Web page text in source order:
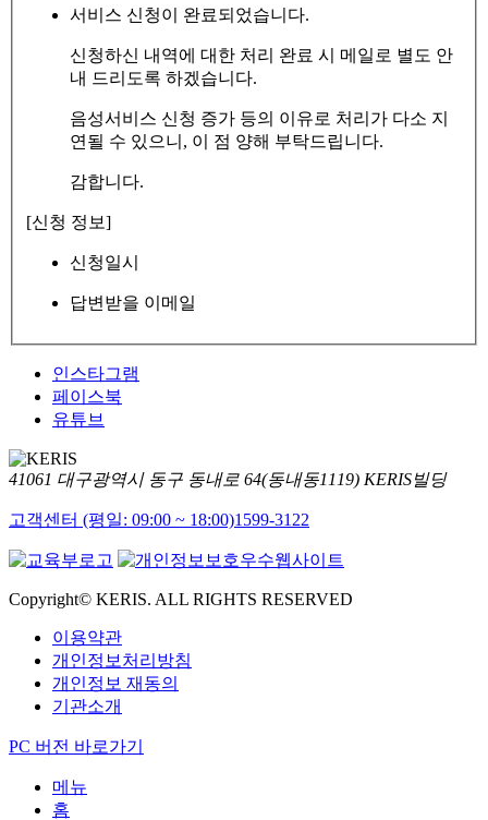
서비스 신청이 완료되었습니다.
신청하신 내역에 대한 처리 완료 시 메일로 별도 안
내 드리도록 하겠습니다.
음성서비스 신청 증가 등의 이유로 처리가 다소 지
연될 수 있으니, 이 점 양해 부탁드립니다.
감합니다.
[신청 정보]
신청일시
답변받을 이메일
인스타그램
페이스북
유튜브
41061 대구광역시 동구 동내로 64(동내동1119) KERIS빌딩
고객센터 (평일: 09:00 ~ 18:00)1599-3122
Copyright© KERIS. ALL RIGHTS RESERVED
이용약관
개인정보처리방침
개인정보 재동의
기관소개
PC 버전 바로가기
메뉴
홈